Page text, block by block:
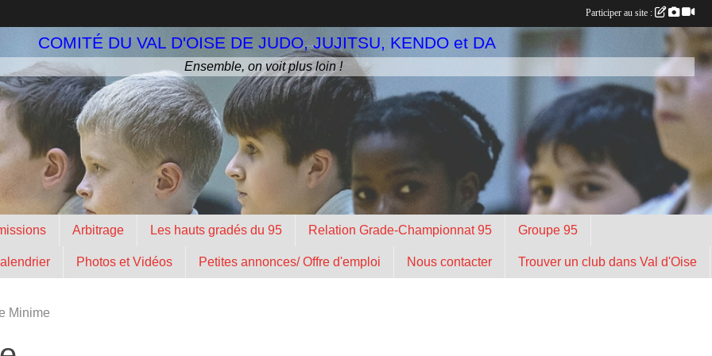
COMITÉ DU VAL D'OISE DE JUDO, JUJITSU, KENDO et DA
Ensemble, on voit plus loin !
Arbitrage Les hauts gradés du 95 Relation Grade-Championnat 95 Groupe 95
Photos et Vidéos Petites annonces/ Offre d'emploi Nous contacter Trouver un club dans Val d'Oise
Minime
Participer au site :